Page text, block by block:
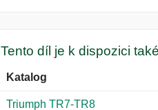
Tento díl je k dispozici
Katalog
Triumph TR7-TR8